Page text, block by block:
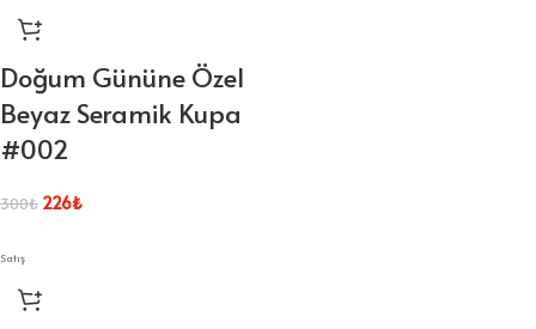
Doğum Gününe Özel
Beyaz Seramik Kupa
#002
300₺ 226₺
Satış